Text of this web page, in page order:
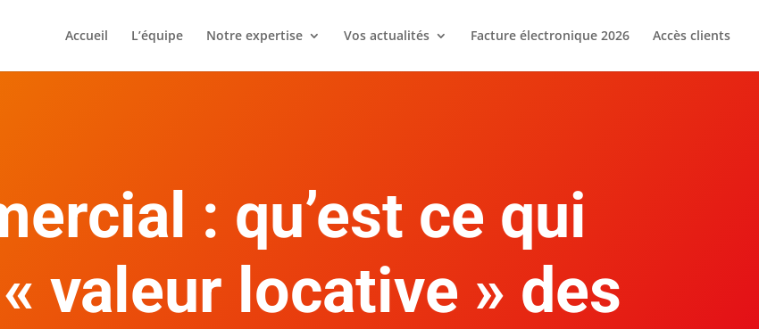
Accueil L’équipe Notre expertise Vos actualités Facture électronique 2026 Accès clients
: qu’est ce qui
valeur locative » des